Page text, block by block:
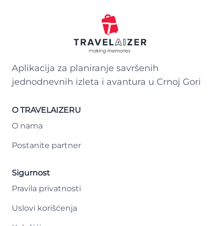
Aplikacija za planiranje savršenih
jednodnevnih izleta i avantura u Crnoj Gori
O TRAVELAIZERU
O nama
Postanite partner
Sigurnost
Pravila privatnosti
Uslovi korišćenja